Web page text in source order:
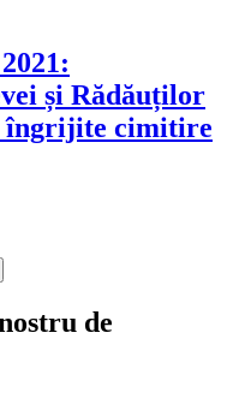
și Rădăuților
îngrijite cimitire
de